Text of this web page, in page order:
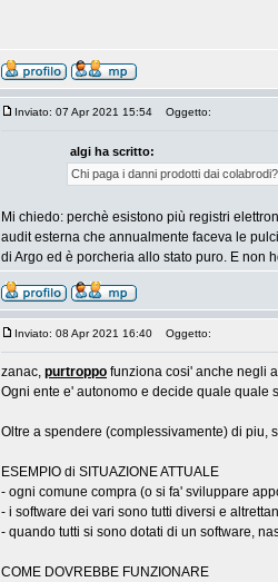
Inviato: 07 Apr 2021 15:54 Oggetto:
algi ha scritto:
Chi paga i danni prodotti dai colabrodi?
Mi chiedo: perchè esistono più registri
audit esterna che annualmente faceva le
di Argo ed è porcheria allo stato puro. E non
Inviato: 08 Apr 2021 16:40 Oggetto:
zanac, purtroppo funziona cosi' anche negli
Ogni ente e' autonomo e decide quale quale
Oltre a spendere (complessivamente) di piu,
ESEMPIO di SITUAZIONE ATTUALE
- ogni comune compra (o si fa' sviluppare
- i software dei vari sono tutti diversi e
- quando tutti si sono dotati di un software,
COME DOVREBBE FUNZIONARE